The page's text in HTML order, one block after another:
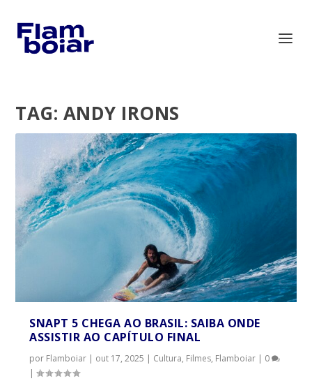
TAG: ANDY IRONS
SNAPT 5 CHEGA AO BRASIL: SAIBA ONDE
ASSISTIR AO CAPÍTULO FINAL
por Flamboiar | out 17, 2025 | Cultura, Filmes, Flamboiar | 0
|